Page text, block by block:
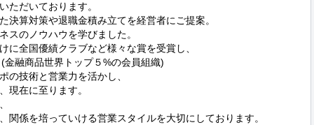
ただいております。
決算対策や退職金積み立てを経営者にご提案。
スのノウハウを学びました。
に全国優績クラブなど様々な賞を受賞し、
融商品世界トップ５%の会員組織)
の技術と営業力を活かし、
現在に至ります。
関係を培っていける営業スタイルを大切にしております。